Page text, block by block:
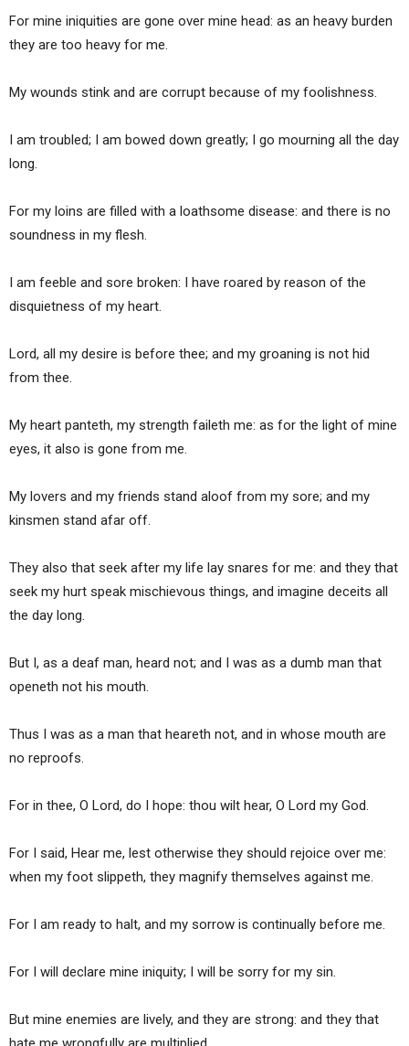
For mine iniquities are gone over mine head: as an heavy burden
they are too heavy for me.
My wounds stink and are corrupt because of my foolishness.
I am troubled; I am bowed down greatly; I go mourning all the day
long.
For my loins are filled with a loathsome disease: and there is no
soundness in my flesh.
I am feeble and sore broken: I have roared by reason of the
disquietness of my heart.
Lord, all my desire is before thee; and my groaning is not hid
from thee.
My heart panteth, my strength faileth me: as for the light of mine
eyes, it also is gone from me.
My lovers and my friends stand aloof from my sore; and my
kinsmen stand afar off.
They also that seek after my life lay snares for me: and they that
seek my hurt speak mischievous things, and imagine deceits all
the day long.
But I, as a deaf man, heard not; and I was as a dumb man that
openeth not his mouth.
Thus I was as a man that heareth not, and in whose mouth are
no reproofs.
For in thee, O Lord, do I hope: thou wilt hear, O Lord my God.
For I said, Hear me, lest otherwise they should rejoice over me:
when my foot slippeth, they magnify themselves against me.
For I am ready to halt, and my sorrow is continually before me.
For I will declare mine iniquity; I will be sorry for my sin.
But mine enemies are lively, and they are strong: and they that